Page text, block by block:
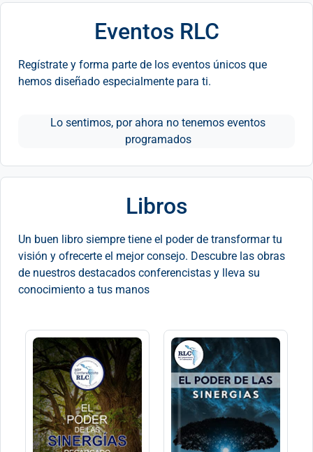
Eventos RLC
Regístrate y forma parte de los eventos únicos que
hemos diseñado especialmente para ti.
Lo sentimos, por ahora no tenemos eventos
programados
Libros
Un buen libro siempre tiene el poder de transformar tu
visión y ofrecerte el mejor consejo. Descubre las obras
de nuestros destacados conferencistas y lleva su
conocimiento a tus manos